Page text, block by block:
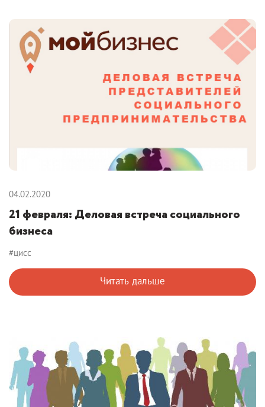
04.02.2020
21 февраля: Деловая встреча социального
бизнеса
#цисс
Читать дальше